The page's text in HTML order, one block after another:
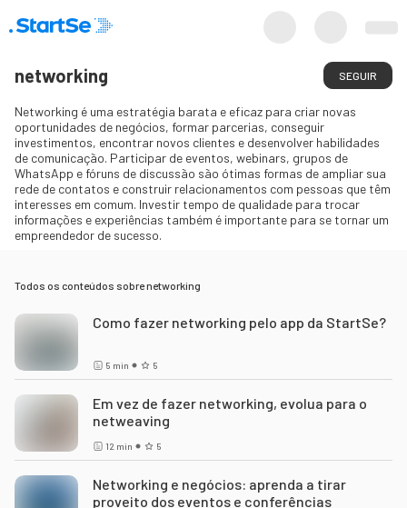
networking SEGUIR
Networking é uma estratégia barata e eficaz para criar novas
oportunidades de negócios, formar parcerias, conseguir
investimentos, encontrar novos clientes e desenvolver habilidades
de comunicação. Participar de eventos, webinars, grupos de
WhatsApp e fóruns de discussão são ótimas formas de ampliar sua
rede de contatos e construir relacionamentos com pessoas que têm
interesses em comum. Investir tempo de qualidade para trocar
informações e experiências também é importante para se tornar um
empreendedor de sucesso.
Todos os conteúdos sobrenetworking
Como fazer networking pelo app da StartSe?
5 min 5
Em vez de fazer networking, evolua para o
netweaving
12 min 5
Networking e negócios: aprenda a tirar
proveito dos eventos e conferências